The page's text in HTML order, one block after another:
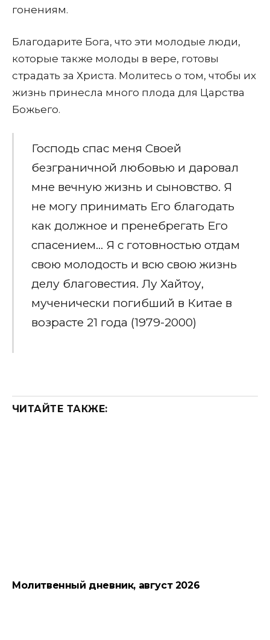
гонениям.
Благодарите Бога, что эти молодые люди,
которые также молоды в вере, готовы
страдать за Христа. Молитесь о том, чтобы их
жизнь принесла много плода для Царства
Божьего.
Господь спас меня Своей
безграничной любовью и даровал
мне вечную жизнь и сыновство. Я
не могу принимать Его благодать
как должное и пренебрегать Его
спасением… Я с готовностью отдам
свою молодость и всю свою жизнь
делу благовестия. Лу Хайтоу,
мученически погибший в Китае в
возрасте 21 года (1979-2000)
ЧИТАЙТЕ ТАКЖЕ:
Молитвенный дневник, август 2026